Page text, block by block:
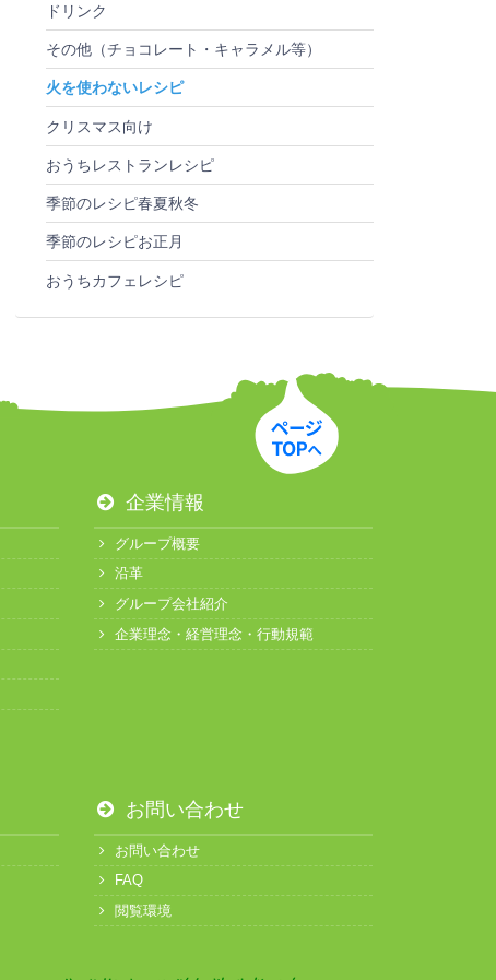
ドリンク
その他（チョコレート・キャラメル等）
火を使わないレシピ
クリスマス向け
おうちレストランレシピ
季節のレシピ春夏秋冬
季節のレシピお正月
おうちカフェレシピ
企業情報
グループ概要
沿革
グループ会社紹介
企業理念・経営理念・行動規範
お問い合わせ
お問い合わせ
FAQ
閲覧環境